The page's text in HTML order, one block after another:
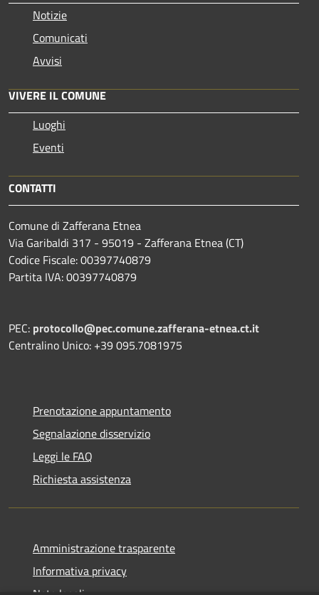
Notizie
Comunicati
Avvisi
VIVERE IL COMUNE
Luoghi
Eventi
CONTATTI
Comune di Zafferana Etnea
Via Garibaldi 317 - 95019 - Zafferana Etnea (CT)
Codice Fiscale: 00397740879
Partita IVA: 00397740879
PEC: protocollo@pec.comune.zafferana-etnea.ct.it
Centralino Unico: +39 095.7081975
Prenotazione appuntamento
Segnalazione disservizio
Leggi le FAQ
Richiesta assistenza
Amministrazione trasparente
Informativa privacy